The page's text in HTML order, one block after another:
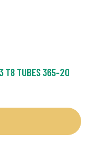
T8 TUBES 365-20